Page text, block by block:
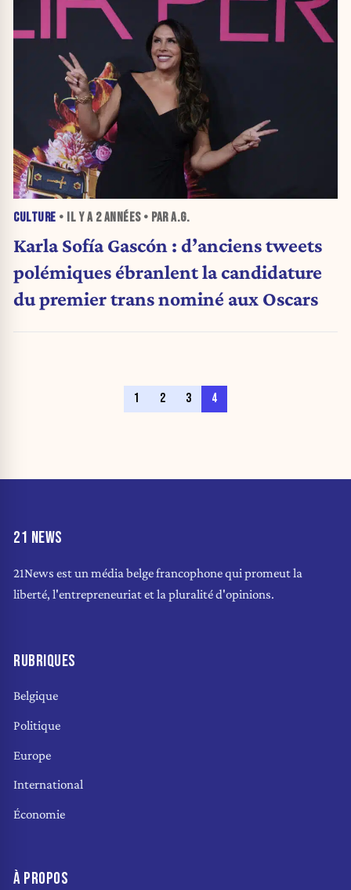
CULTURE • IL Y A 2 ANNÉES• PAR A.G.
Karla Sofía Gascón : d’anciens tweets
polémiques ébranlent la candidature
du premier trans nominé aux Oscars
1 2 3 4
21 NEWS
21News est un média belge francophone qui promeut la
liberté, l'entrepreneuriat et la pluralité d'opinions.
RUBRIQUES
Belgique
Politique
Europe
International
Économie
À PROPOS